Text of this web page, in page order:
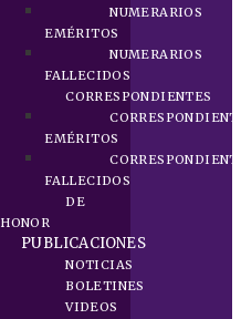
NUMERARIOS
EMÉRITOS
NUMERARIOS
FALLECIDOS
CORRESPONDIENTES
EMÉRITOS
FALLECIDOS
DE
HONOR
PUBLICACIONES
NOTICIAS
BOLETINES
VIDEOS